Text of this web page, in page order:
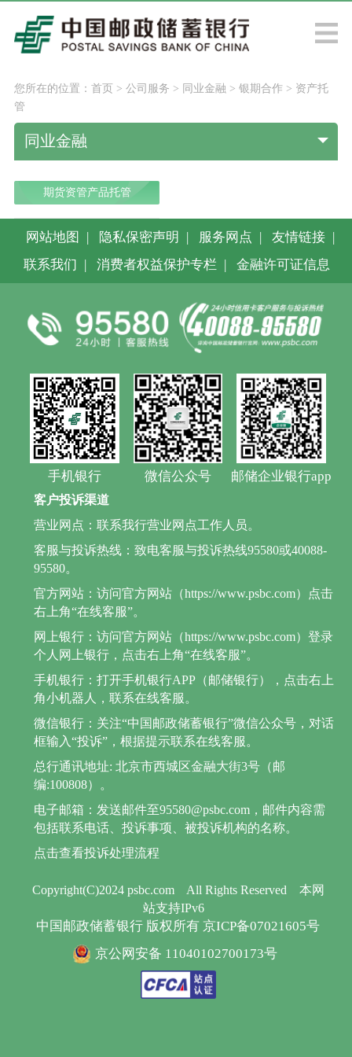
您所在的位置： 首页> 公司服务 > 同业金融 > 银期合作> 资产托
管
同业金融
期货资管产品托管
网站地图 | 隐私保密声明 | 服务网点 | 友情链接 |
联系我们 | 消费者权益保护专栏 | 金融许可证信息
手机银行 微信公众号 邮储企业银行app
Copyright(C)2024 psbc.com All Rights Reserved
本网
站支持IPv6
中国邮政储蓄银行 版权所有 京ICP备07021605号
京公网安备 11040102700173号
客户投诉渠道
营业网点：联系我行营业网点工作人员。
客服与投诉热线：致电客服与投诉热线95580或40088-
95580。
官方网站：访问官方网站（https://www.psbc.com）点击
右上角“在线客服”。
网上银行：访问官方网站（https://www.psbc.com）登录
个人网上银行，点击右上角“在线客服”。
手机银行：打开手机银行APP（邮储银行），点击右上
角小机器人，联系在线客服。
微信银行：关注“中国邮政储蓄银行”微信公众号，对话
框输入“投诉”，根据提示联系在线客服。
总行通讯地址: 北京市西城区金融大街3号（邮
编:100808）。
电子邮箱：发送邮件至95580@psbc.com，邮件内容需
包括联系电话、投诉事项、被投诉机构的名称。
点击查看投诉处理流程